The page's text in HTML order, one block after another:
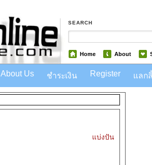
SEARCH
Home About
About Us ชำระเงิน Register แลก
แบ่งปัน